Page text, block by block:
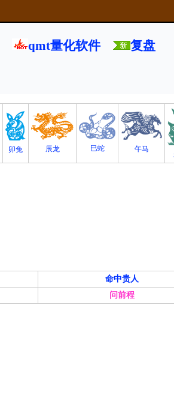
qmt量化软件 复盘
卯兔 辰龙 巳蛇 午马
命中贵人
问前程